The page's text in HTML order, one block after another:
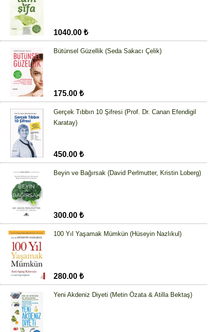
1040.00 ₺
Bütünsel Güzellik (Seda Sakacı Çelik)
175.00 ₺
Gerçek Tıbbın 10 Şifresi (Prof. Dr. Canan Efendigil
Karatay)
450.00 ₺
Beyin ve Bağırsak (David Perlmutter, Kristin Loberg)
300.00 ₺
100 Yıl Yaşamak Mümkün (Hüseyin Nazlıkul)
280.00 ₺
Yeni Akdeniz Diyeti (Metin Özata & Atilla Bektaş)